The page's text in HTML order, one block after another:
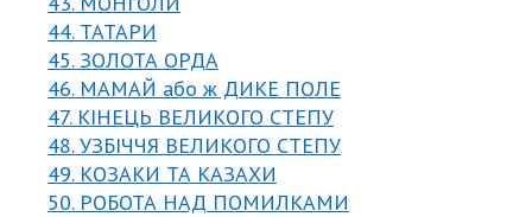
44. ТАТАРИ
45. ЗОЛОТА ОРДА
46. МАМАЙ або ж ДИКЕ ПОЛЕ
47. КІНЕЦЬ ВЕЛИКОГО СТЕПУ
48. УЗБІЧЧЯ ВЕЛИКОГО СТЕПУ
49. КОЗАКИ ТА КАЗАХИ
50. РОБОТА НАД ПОМИЛКАМИ